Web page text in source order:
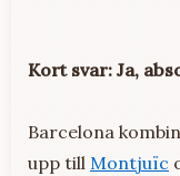
Kort svar: Ja,
Barcelona
upp till Montjuïc